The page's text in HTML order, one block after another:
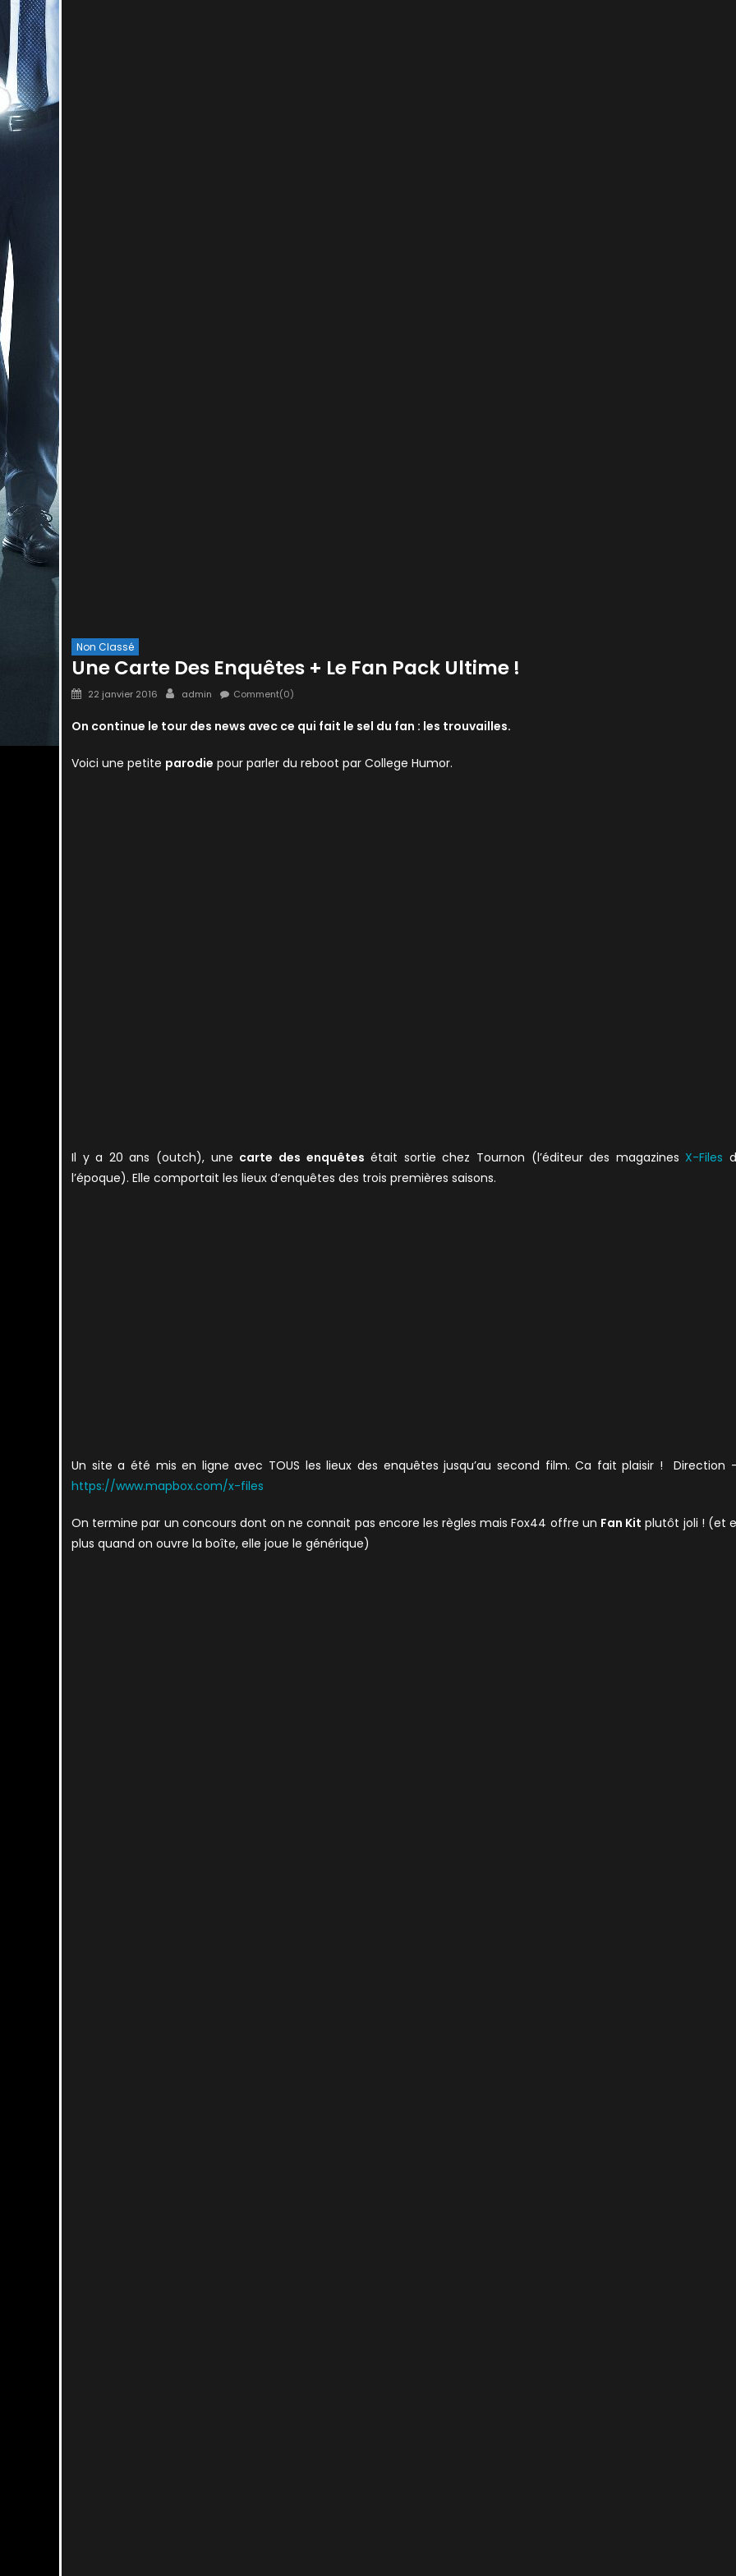
Non Classé
Une Carte Des Enquêtes + Le Fan Pack Ultime !
Posted
22 janvier 2016 Author
admin Comment(0)
On continue le tour des news avec ce qui fait le sel du fan : les trouvailles.
Voici une petite parodie pour parler du reboot par College Humor.
Il y a 20 ans (outch), une carte des enquêtes était sortie chez Tournon (l’éditeur des magazines X-Files
l’époque). Elle comportait les lieux d’enquêtes des trois premières saisons.
Un site a été mis en ligne avec TOUS les lieux des enquêtes jusqu’au second film. Ca fait plaisir ! Direction
https://www.mapbox.com/x-files
On termine par un concours dont on ne connait pas encore les règles mais Fox44 offre un Fan Kit plutôt joli ! (et
plus quand on ouvre la boîte, elle joue le générique)